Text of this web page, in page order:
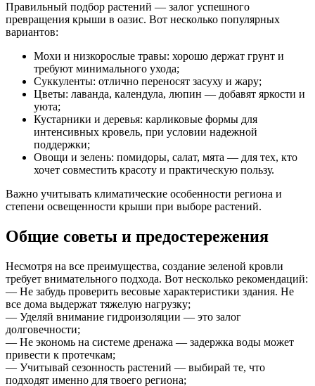
Правильный подбор растений — залог успешного
превращения крыши в оазис. Вот несколько популярных
вариантов:
Мохи и низкорослые травы: хорошо держат грунт и
требуют минимального ухода;
Суккуленты: отлично переносят засуху и жару;
Цветы: лаванда, календула, люпин — добавят яркости и
уюта;
Кустарники и деревья: карликовые формы для
интенсивных кровель, при условии надежной
поддержки;
Овощи и зелень: помидоры, салат, мята — для тех, кто
хочет совместить красоту и практическую пользу.
Важно учитывать климатические особенности региона и
степени освещенности крыши при выборе растений.
Общие советы и предостережения
Несмотря на все преимущества, создание зеленой кровли
требует внимательного подхода. Вот несколько рекомендаций:
— Не забудь проверить весовые характеристики здания. Не
все дома выдержат тяжелую нагрузку;
— Уделяй внимание гидроизоляции — это залог
долговечности;
— Не экономь на системе дренажа — задержка воды может
привести к протечкам;
— Учитывай сезонность растений — выбирай те, что
подходят именно для твоего региона;